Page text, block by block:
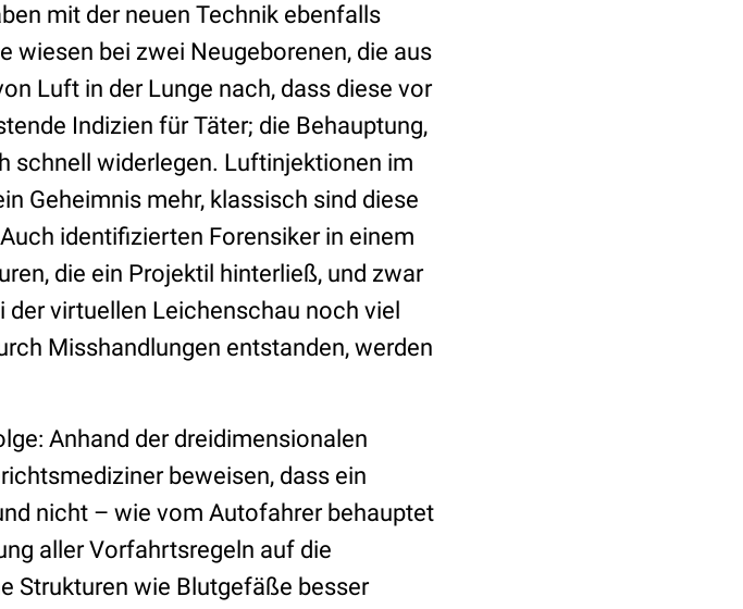
mit der neuen Technik ebenfalls
wiesen bei zwei Neugeborenen, die aus
Luft in der Lunge nach, dass diese vor
Indizien für Täter; die Behauptung,
schnell widerlegen. Luftinjektionen im
Geheimnis mehr, klassisch sind diese
identifizierten Forensiker in einem
die ein Projektil hinterließ, und zwar
virtuellen Leichenschau noch viel
Misshandlungen entstanden, werden
Anhand der dreidimensionalen
beweisen, dass ein
nicht – wie vom Autofahrer behauptet
aller Vorfahrtsregeln auf die
Strukturen wie Blutgefäße besser